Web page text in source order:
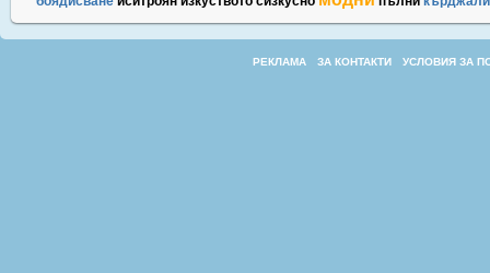
РЕКЛАМА ЗА КОНТАКТИ УСЛОВИЯ ЗА